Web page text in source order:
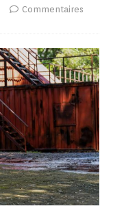
Commentaires